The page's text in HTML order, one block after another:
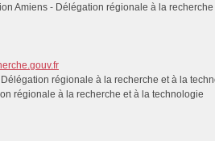
Amiens - Délégation régionale à la
régionale à la recherche et à la technologie